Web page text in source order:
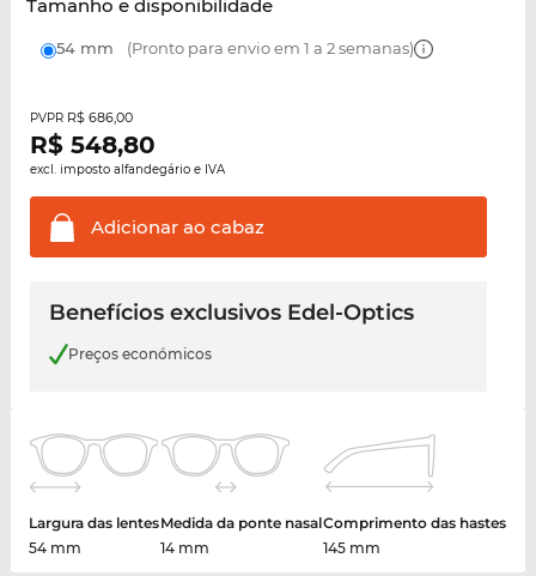
Tamanho e disponibilidade
54 mm (Pronto para envio em 1 a 2 semanas)
PVPR R$ 686,00
R$ 548,80
excl. imposto alfandegário e IVA
Adicionar ao cabaz
Benefícios exclusivos Edel-Optics
Preços económicos
Largura das lentes
54 mm
Medida da ponte nasal
14 mm
Comprimento das hastes
145 mm